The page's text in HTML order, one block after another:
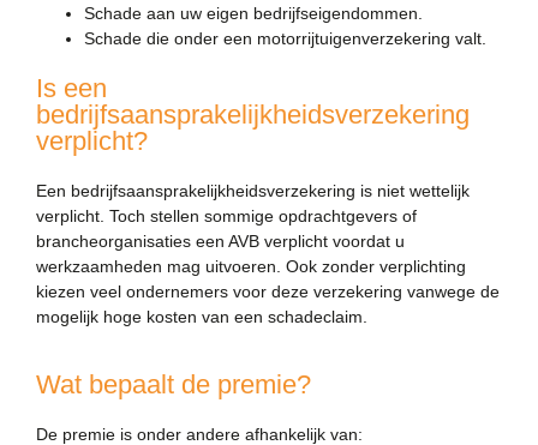
Schade aan uw eigen bedrijfseigendommen.
Schade die onder een motorrijtuigenverzekering valt.
Is een
bedrijfsaansprakelijkheidsverzekering
verplicht?
Een bedrijfsaansprakelijkheidsverzekering is niet wettelijk
verplicht. Toch stellen sommige opdrachtgevers of
brancheorganisaties een AVB verplicht voordat u
werkzaamheden mag uitvoeren. Ook zonder verplichting
kiezen veel ondernemers voor deze verzekering vanwege de
mogelijk hoge kosten van een schadeclaim.
Wat bepaalt de premie?
De premie is onder andere afhankelijk van: